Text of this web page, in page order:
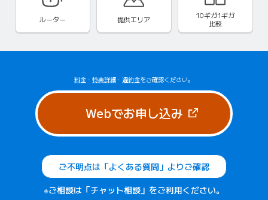
ルーター 提供エリア
10ギガ1ギガ
比較
料金 ・ 特典詳細 ・ 違約金をご確認ください。
Webでお申し込み（新しいタブ
ご不明点は「よくある質問」よりご確認
※ご相談は「チャット相談」をご利用ください。